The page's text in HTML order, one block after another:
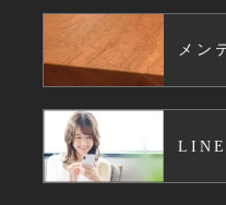
メン
LINE